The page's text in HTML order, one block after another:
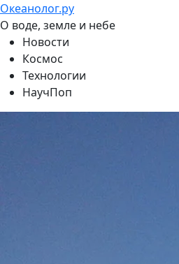
Океанолог.ру
О воде, земле и небе
Новости
Космос
Технологии
НаучПоп